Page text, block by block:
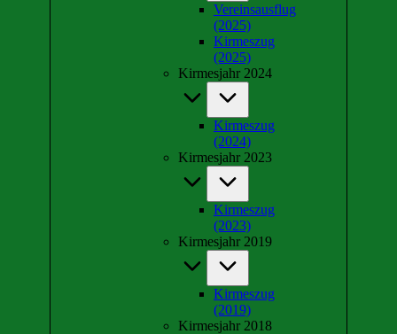
Vereinsausflug
(2025)
Kirmeszug
(2025)
Kirmesjahr 2024
Kirmeszug
(2024)
Kirmesjahr 2023
Kirmeszug
(2023)
Kirmesjahr 2019
Kirmeszug
(2019)
Kirmesjahr 2018